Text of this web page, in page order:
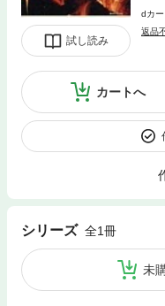
試し読み
dカ
返品
カートへ
シリーズ 全1冊
未